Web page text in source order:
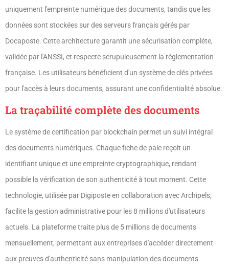
uniquement l'empreinte numérique des documents, tandis que les
données sont stockées sur des serveurs français gérés par
Docaposte. Cette architecture garantit une sécurisation complète,
validée par l'ANSSI, et respecte scrupuleusement la réglementation
française. Les utilisateurs bénéficient d'un système de clés privées
pour l'accès à leurs documents, assurant une confidentialité absolue.
La traçabilité complète des documents
Le système de certification par blockchain permet un suivi intégral
des documents numériques. Chaque fiche de paie reçoit un
identifiant unique et une empreinte cryptographique, rendant
possible la vérification de son authenticité à tout moment. Cette
technologie, utilisée par Digiposte en collaboration avec Archipels,
facilite la gestion administrative pour les 8 millions d'utilisateurs
actuels. La plateforme traite plus de 5 millions de documents
mensuellement, permettant aux entreprises d'accéder directement
aux preuves d'authenticité sans manipulation des documents